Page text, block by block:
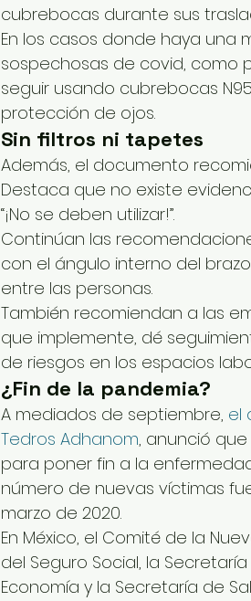
cubrebocas durante sus
En los casos donde haya una
sospechosas de covid, como
seguir usando cubrebocas
protección de ojos.
Sin filtros ni tapetes
Además, el documento
Destaca que no existe
“¡No se deben utilizar!”.
Continúan las
con el ángulo interno del
entre las personas.
También recomiendan a las
que implemente, dé
de riesgos en los espacios
¿Fin de la pandemia?
A mediados de septiembre, el
Tedros Adhanom, anunció
para poner fin a la
número de nuevas víctimas
marzo de 2020.
En México, el Comité de la
del Seguro Social, la
Economía y la Secretaría de